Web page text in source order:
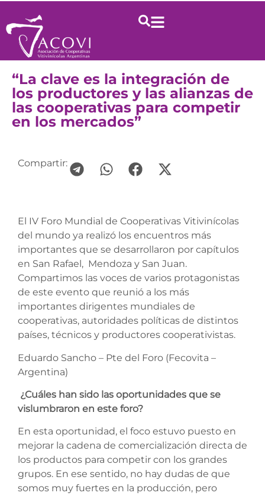
“La clave es la integración de
los productores y las alianzas de
las cooperativas para competir
en los mercados”
Compartir:
El IV Foro Mundial de Cooperativas Vitivinícolas
del mundo ya realizó los encuentros más
importantes que se desarrollaron por capítulos
en San Rafael, Mendoza y San Juan.
Compartimos las voces de varios protagonistas
de este evento que reunió a los más
importantes dirigentes mundiales de
cooperativas, autoridades políticas de distintos
países, técnicos y productores cooperativistas.
Eduardo Sancho – Pte del Foro (Fecovita –
Argentina)
¿Cuáles han sido las oportunidades que se
vislumbraron en este foro?
En esta oportunidad, el foco estuvo puesto en
mejorar la cadena de comercialización directa de
los productos para competir con los grandes
grupos. En ese sentido, no hay dudas de que
somos muy fuertes en la producción, pero